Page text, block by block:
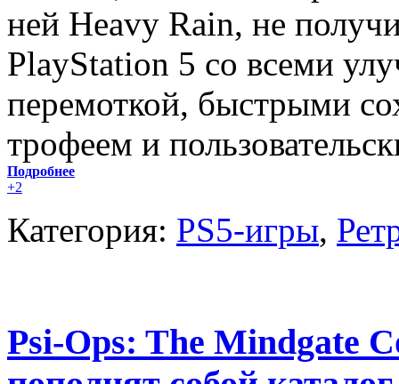
ней Heavy Rain, не
PlayStation 5 со всеми
перемоткой, быстрыми
трофеем и
Подробнее
+2
Категория: PS5-игры,
Psi-Ops: The Mindgate